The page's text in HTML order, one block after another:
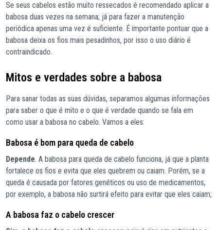
Se seus cabelos estão muito ressecados é recomendado aplicar a
babosa duas vezes na semana; já para fazer a manutenção
periódica apenas uma vez é suficiente. É importante pontuar que a
babosa deixa os fios mais pesadinhos, por isso o uso diário é
contraindicado.
Mitos e verdades sobre a babosa
Para sanar todas as suas dúvidas, separamos algumas informações
para saber o que é mito e o que é verdade quando se fala em
como usar a babosa no cabelo. Vamos a eles:
Babosa é bom para queda de cabelo
Depende. A babosa para queda de cabelo funciona, já que a planta
fortalece os fios e evita que eles quebrem ou caiam. Porém, se a
queda é causada por fatores genéticos ou uso de medicamentos,
por exemplo, a babosa não surtirá efeito para evitar que eles caiam;
A babosa faz o cabelo crescer